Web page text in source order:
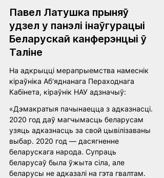
Павел Латушка прыняў
удзел у панэлі інаўгурацыі
Беларускай канферэнцыі ў
Таліне
На адкрыцці мерапрыемства намеснік
кіраўніка Аб'яднанага Пераходнага
Кабінета, кіраўнік НАУ адзначыў:
«Дэмакратыя пачынаецца з адказнасці.
2020 год даў магчымасць беларусам
узяць адказнасць за свой цывілізаваны
выбар. 2020 год — дасягненне
беларускага народа. Супраць
беларусаў была ўжыта сіла, але
беларусы не адказалі на гэта гвалтам.